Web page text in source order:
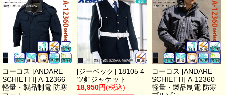
コーコス [ANDARE
SCHIETTI] A-12366
軽量・製品制電 防寒
[ジーベック] 18105 4
ツ釦ジャケット
18,950円(税込)
コーコス [ANDARE
SCHIETTI] A-12360
軽量・製品制電 防寒